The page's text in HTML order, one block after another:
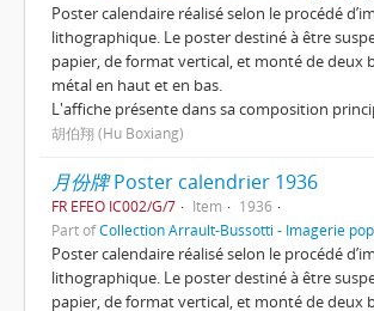
Poster calendaire réalisé selon le procédé
lithographique. Le poster destiné à être
papier, de format vertical, et monté de deux
métal en haut et en bas.
L'affiche présente dans sa composition
胡伯翔 (Hu Boxiang)
月份牌Poster calendrier 1936
FR EFEO IC002/G/7 Item
1936
Part ofCollection Arrault-Bussotti - Imagerie
Poster calendaire réalisé selon le procédé
lithographique. Le poster destiné à être
papier, de format vertical, et monté de deux